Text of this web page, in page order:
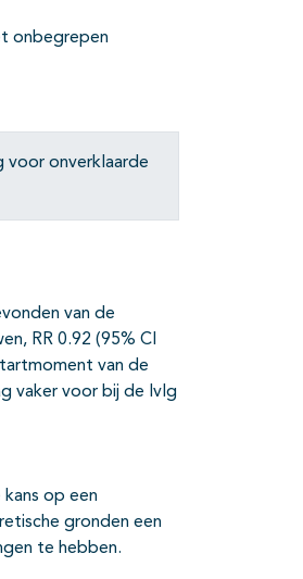
onbegrepen
voor onverklaarde
van de
RR 0.92 (95% CI
van de
vaker voor bij de IvIg
op een
gronden een
te hebben.